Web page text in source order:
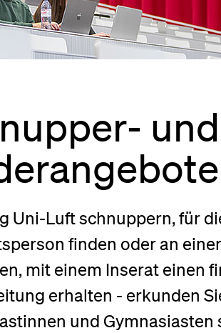
und
Uni-Luft schnuppern, für
finden oder an
mit einem Inserat einen
erhalten - erkunden
und Gymnasiasten
Alumni